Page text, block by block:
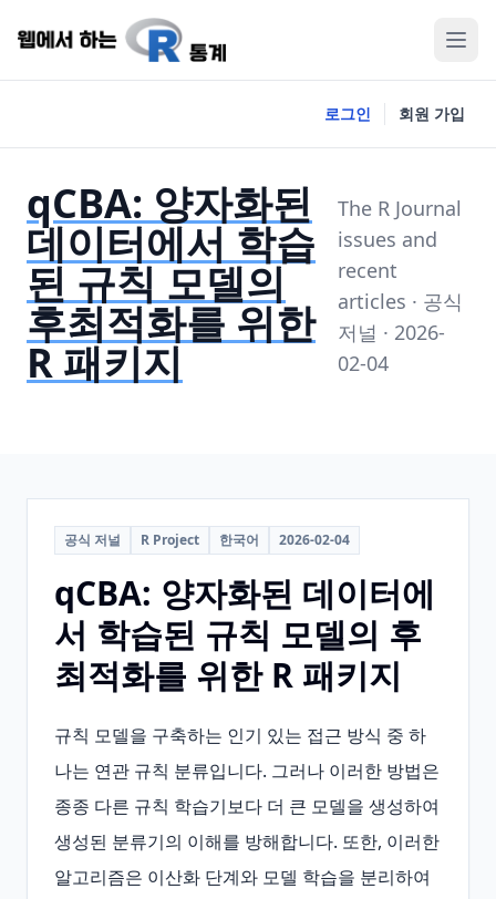
로그인 회원 가입
qCBA: 양자화된
데이터에서 학습
된 규칙 모델의
후최적화를 위한
R 패키지
The R Journal
issues and
recent
articles · 공식
저널 · 2026-
02-04
공식 저널 R Project 한국어 2026-02-04
qCBA: 양자화된 데이터에
서 학습된 규칙 모델의 후
최적화를 위한 R 패키지
규칙 모델을 구축하는 인기 있는 접근 방식 중 하
나는 연관 규칙 분류입니다. 그러나 이러한 방법은
종종 다른 규칙 학습기보다 더 큰 모델을 생성하여
생성된 분류기의 이해를 방해합니다. 또한, 이러한
알고리즘은 이산화 단계와 모델 학습을 분리하여